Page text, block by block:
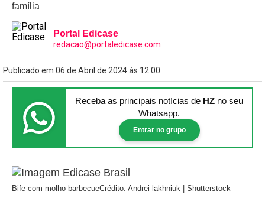
família
Portal Edicase
redacao@portaledicase.com
Publicado em 06 de Abril de 2024 às 12:00
Receba as principais notícias de HZ no seu
Whatsapp.
Entrar no grupo
Bife com molho barbecueCrédito: Andrei lakhniuk | Shutterstock